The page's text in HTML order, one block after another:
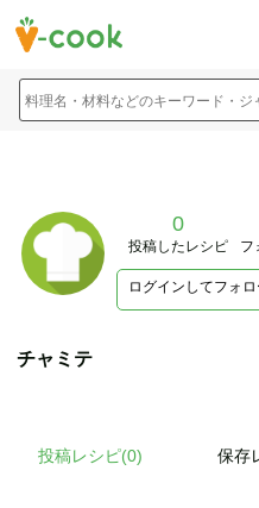
料理名・材料などのキーワード・ジ
0
投稿したレシピ フ
ログインしてフォロ
チャミテ
投稿レシピ(0) 保存